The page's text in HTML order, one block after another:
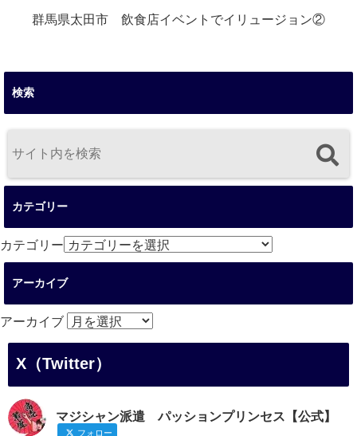
群馬県太田市 飲食店イベントでイリュージョン②
検索
カテゴリー
カテゴリー
アーカイブ
アーカイブ
X（Twitter）
マジシャン派遣 パッションプリンセス【公式】
フォロー